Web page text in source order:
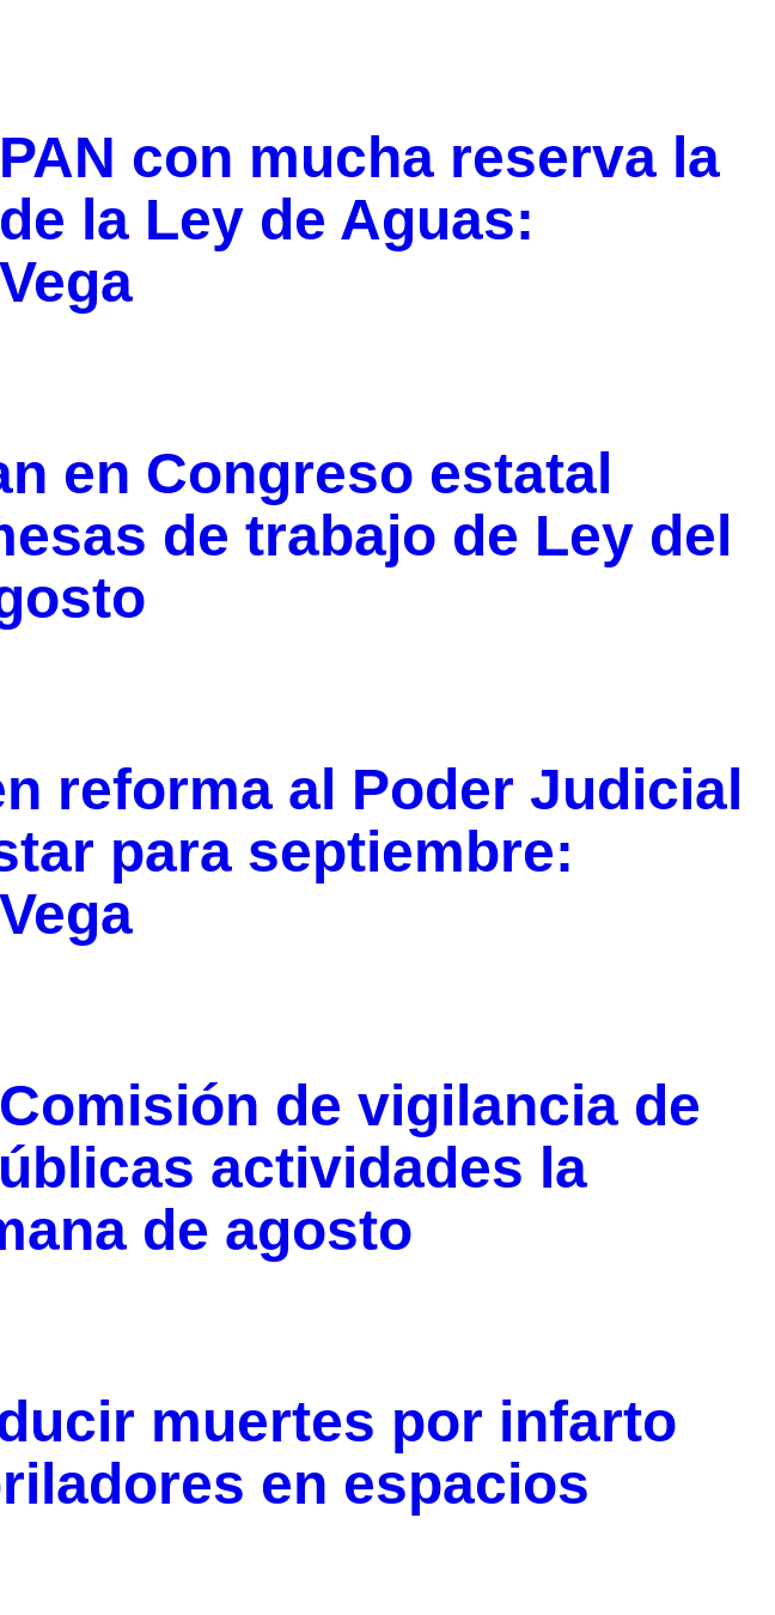
con mucha reserva la
la Ley de Aguas:
en Congreso estatal
de trabajo de Ley del
reforma al Poder Judicial
para septiembre:
de vigilancia de
actividades la
de agosto
muertes por infarto
en espacios